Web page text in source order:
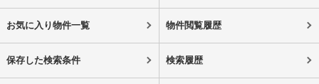
お気に入り物件一覧 物件閲覧履歴
保存した検索条件 検索履歴